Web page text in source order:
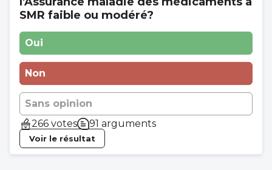
SMR faible ou modéré?
Oui
Non
Sans opinion
266 votes
91 arguments
Voir le résultat